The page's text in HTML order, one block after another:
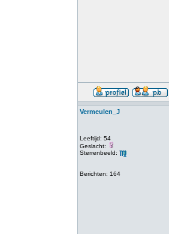
Vermeulen_J
Leeftijd: 54
Geslacht:
Sterrenbeeld:
Berichten: 164